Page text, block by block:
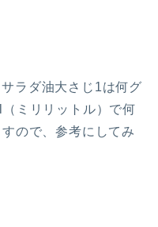
ラダ油大さじ1は何グ
ミリリットル）で何
ので、参考にしてみ